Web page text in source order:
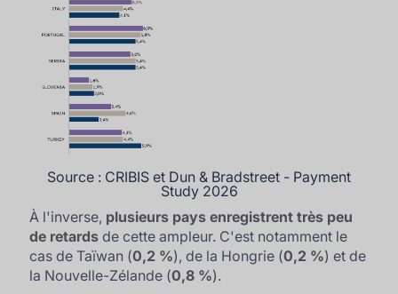
Source : CRIBIS et Dun & Bradstreet - Payment
Study 2026
À l'inverse, plusieurs pays enregistrent très peu
de retards de cette ampleur. C'est notamment le
cas de Taïwan (0,2 %), de la Hongrie (0,2 %) et de
la Nouvelle-Zélande (0,8 %).